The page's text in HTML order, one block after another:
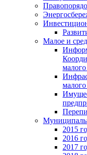
Малое и
2015
2016
2017